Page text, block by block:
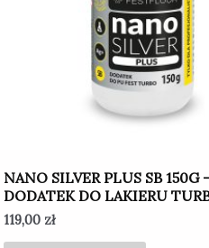
NANO SILVER PLUS SB 150G
DODATEK DO LAKIERU
119,00 zł